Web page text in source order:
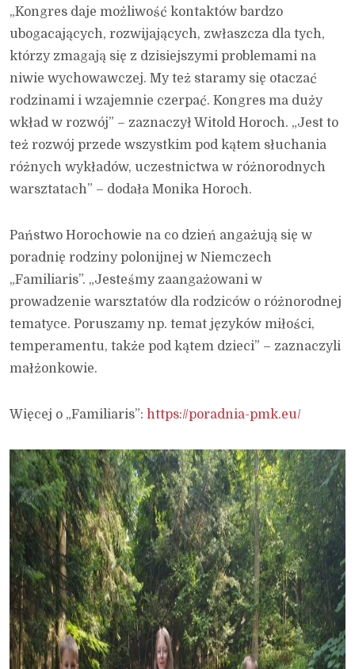
„Kongres daje możliwość kontaktów bardzo
ubogacających, rozwijających, zwłaszcza dla tych,
którzy zmagają się z dzisiejszymi problemami na
niwie wychowawczej. My też staramy się otaczać
rodzinami i wzajemnie czerpać. Kongres ma duży
wkład w rozwój” – zaznaczył Witold Horoch. „Jest to
też rozwój przede wszystkim pod kątem słuchania
różnych wykładów, uczestnictwa w różnorodnych
warsztatach” – dodała Monika Horoch.
Państwo Horochowie na co dzień angażują się w
poradnię rodziny polonijnej w Niemczech
„Familiaris”. „Jesteśmy zaangażowani w
prowadzenie warsztatów dla rodziców o różnorodnej
tematyce. Poruszamy np. temat języków miłości,
temperamentu, także pod kątem dzieci” – zaznaczyli
małżonkowie.
Więcej o „Familiaris”: https://poradnia-pmk.eu/